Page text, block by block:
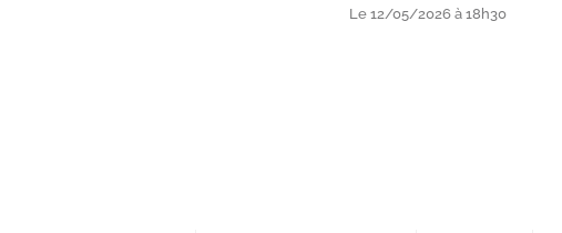
Le 12/05/2026 à 18h30